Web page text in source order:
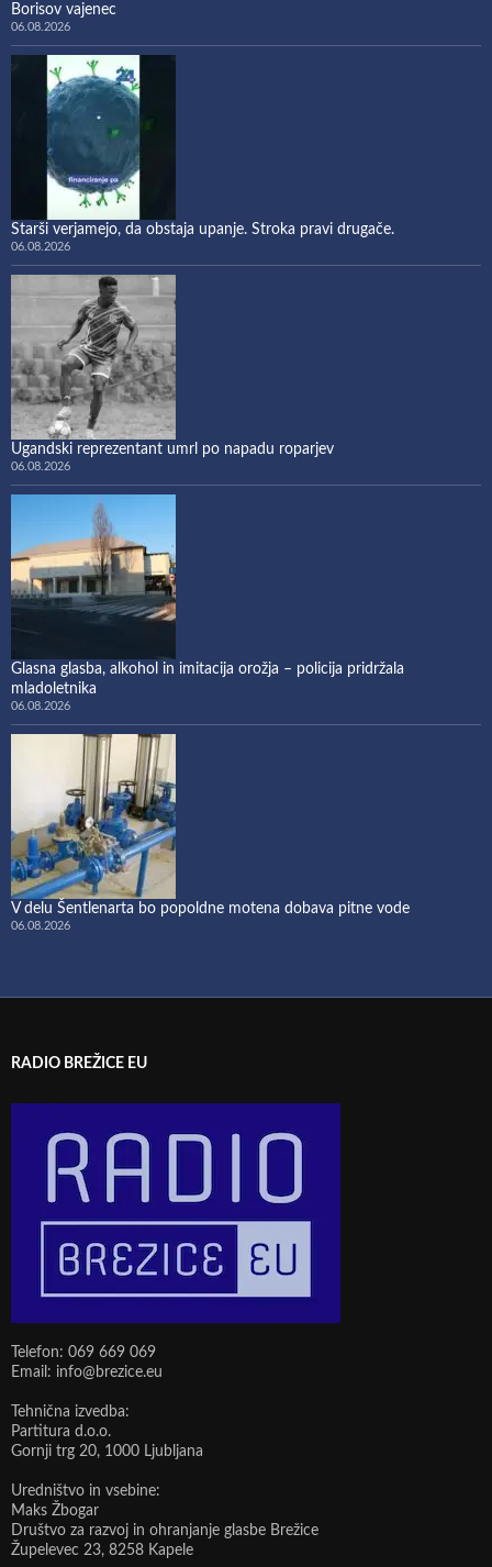
Borisov vajenec
06.08.2026
Starši verjamejo, da obstaja upanje. Stroka pravi drugače.
06.08.2026
Ugandski reprezentant umrl po napadu roparjev
06.08.2026
Glasna glasba, alkohol in imitacija orožja – policija pridržala
mladoletnika
06.08.2026
V delu Šentlenarta bo popoldne motena dobava pitne vode
06.08.2026
RADIO BREŽICE EU
Telefon: 069 669 069
Email: info@brezice.eu
Tehnična izvedba:
Partitura d.o.o.
Gornji trg 20, 1000 Ljubljana
Uredništvo in vsebine:
Maks Žbogar
Društvo za razvoj in ohranjanje glasbe Brežice
Župelevec 23, 8258 Kapele